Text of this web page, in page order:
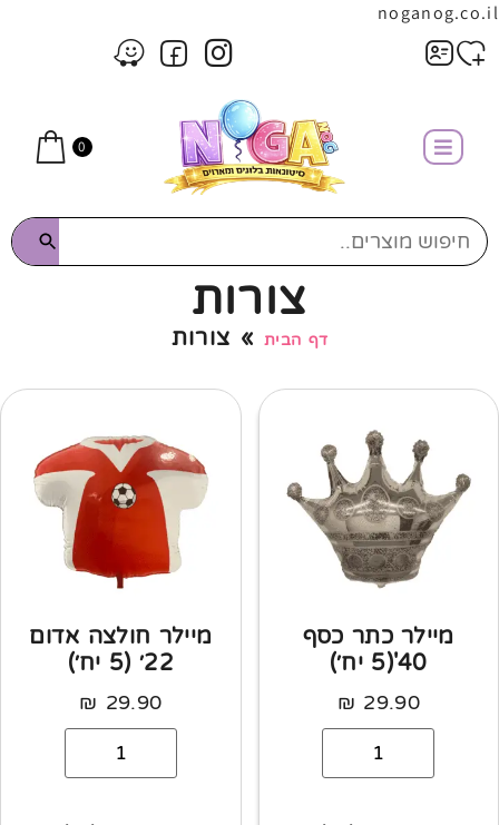
noganog.co.il
0
צורות
דף הבית» צורות
מיילר כתר כסף
40'(5 יח׳)
29.90
₪
מיילר חולצה אדום
22׳ (5 יח׳)
29.90
₪